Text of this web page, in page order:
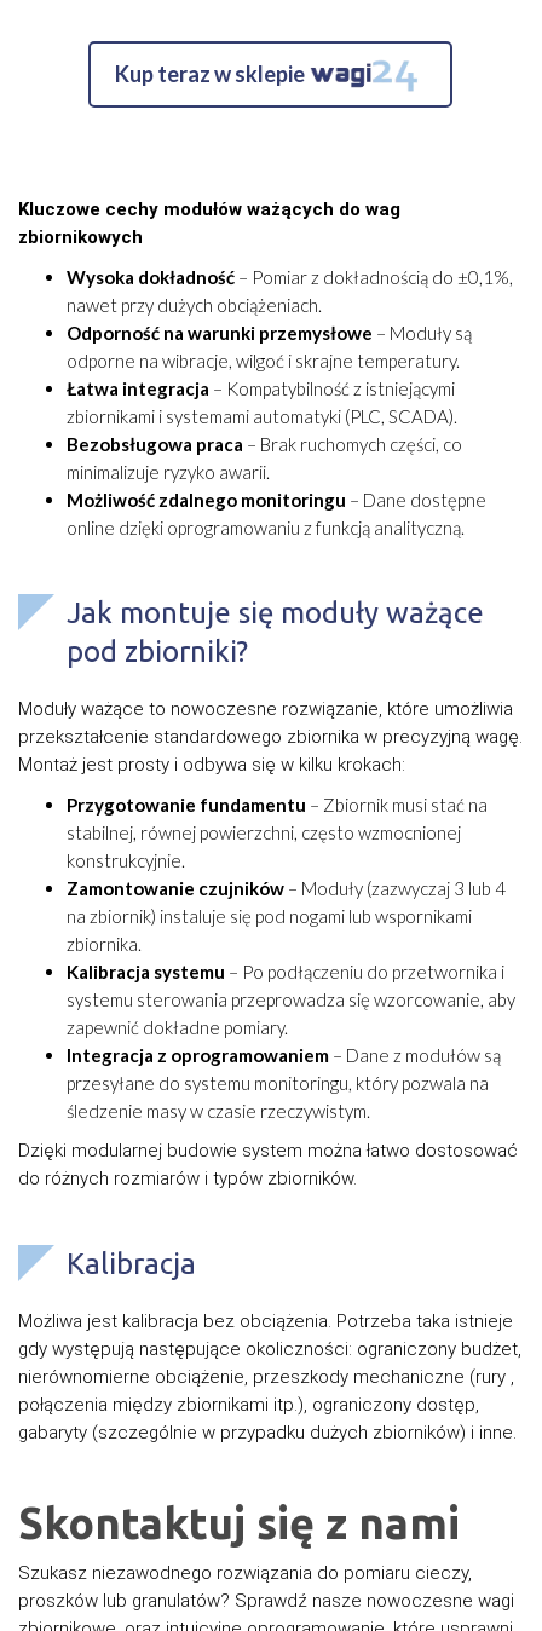
Kup teraz w sklepie
Kluczowe cechy modułów ważących do wag
zbiornikowych
Wysoka dokładność – Pomiar z dokładnością do ±0,1%,
nawet przy dużych obciążeniach.
Odporność na warunki przemysłowe – Moduły są
odporne na wibracje, wilgoć i skrajne temperatury.
Łatwa integracja – Kompatybilność z istniejącymi
zbiornikami i systemami automatyki (PLC, SCADA).
Bezobsługowa praca – Brak ruchomych części, co
minimalizuje ryzyko awarii.
Możliwość zdalnego monitoringu – Dane dostępne
online dzięki oprogramowaniu z funkcją analityczną.
Jak montuje się moduły ważące
pod zbiorniki?
Moduły ważące to nowoczesne rozwiązanie, które umożliwia
przekształcenie standardowego zbiornika w precyzyjną wagę.
Montaż jest prosty i odbywa się w kilku krokach:
Przygotowanie fundamentu – Zbiornik musi stać na
stabilnej, równej powierzchni, często wzmocnionej
konstrukcyjnie.
Zamontowanie czujników – Moduły (zazwyczaj 3 lub 4
na zbiornik) instaluje się pod nogami lub wspornikami
zbiornika.
Kalibracja systemu – Po podłączeniu do przetwornika i
systemu sterowania przeprowadza się wzorcowanie, aby
zapewnić dokładne pomiary.
Integracja z oprogramowaniem – Dane z modułów są
przesyłane do systemu monitoringu, który pozwala na
śledzenie masy w czasie rzeczywistym.
Dzięki modularnej budowie system można łatwo dostosować
do różnych rozmiarów i typów zbiorników.
Kalibracja
Możliwa jest kalibracja bez obciążenia. Potrzeba taka istnieje
gdy występują następujące okoliczności: ograniczony budżet,
nierównomierne obciążenie, przeszkody mechaniczne (rury ,
połączenia między zbiornikami itp.), ograniczony dostęp,
gabaryty (szczególnie w przypadku dużych zbiorników) i inne.
Skontaktuj się z nami
Szukasz niezawodnego rozwiązania do pomiaru cieczy,
proszków lub granulatów? Sprawdź nasze nowoczesne wagi